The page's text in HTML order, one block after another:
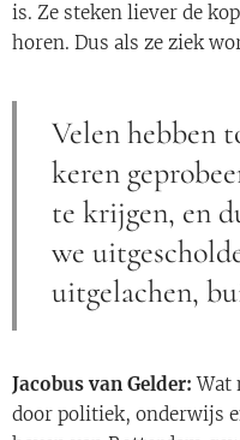
is. Ze steken liever de
horen. Dus als ze ziek
Velen hebben
keren
te krijgen, en
we
uitgelachen,
Jacobus van Gelder:Wat
door politiek, onderwijs